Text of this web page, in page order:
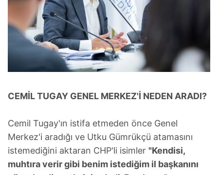
CEMİL TUGAY GENEL MERKEZ'İ NEDEN ARADI?
Cemil Tugay'ın istifa etmeden önce Genel
Merkez'i aradığı ve Utku Gümrükçü atamasını
istemediğini aktaran CHP'li isimler "Kendisi,
muhtıra verir gibi benim istediğim il başkanını